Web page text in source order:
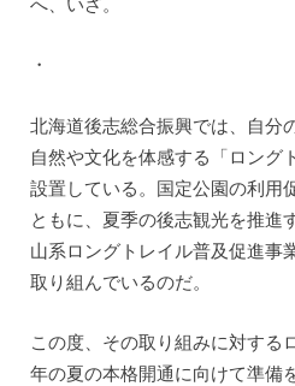
・
北海道後志総合振興では、自分
自然や文化を体感する「ロング
設置している。国定公園の利用
ともに、夏季の後志観光を推進
山系ロングトレイル普及促進事
取り組んでいるのだ。
この度、その取り組みに対する
年の夏の本格開通に向けて準備